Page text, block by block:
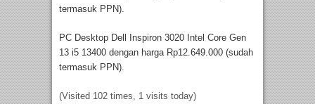
termasuk PPN).
PC Desktop Dell Inspiron 3020 Intel Core Gen
13 i5 13400 dengan harga Rp12.649.000 (sudah
termasuk PPN).
(Visited 102 times, 1 visits today)